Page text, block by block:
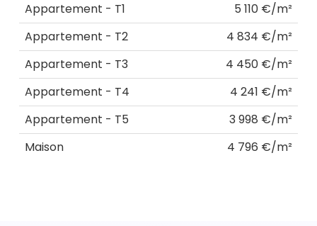
Appartement - T1
5 110 €/m²
Appartement - T2
4 834 €/m²
Appartement - T3
4 450 €/m²
Appartement - T4
4 241 €/m²
Appartement - T5
3 998 €/m²
Maison
4 796 €/m²